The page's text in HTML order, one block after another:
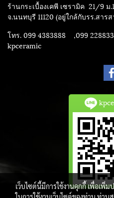
ร้านกระเบื้องเคพี เซรามิค 21/9 ม
จ.นนทบุรี 11120 (อยู่ใกล้กับรร.สา
โทร. 099 4383888 ,099
kpceramic
เว็บไซต์นี้มีการใช้งานคุกกี้ เพื่อเ